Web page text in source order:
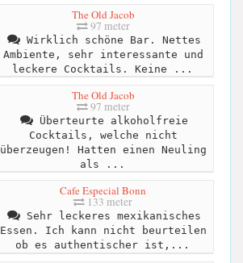
The Old Jacob
97 meter
Wirklich schöne Bar. Nettes
Ambiente, sehr interessante und
leckere Cocktails. Keine ...
The Old Jacob
97 meter
Überteurte alkoholfreie
Cocktails, welche nicht
überzeugen! Hatten einen Neuling
als ...
Cafe Especial Bonn
133 meter
Sehr leckeres mexikanisches
Essen. Ich kann nicht beurteilen
ob es authentischer ist,...